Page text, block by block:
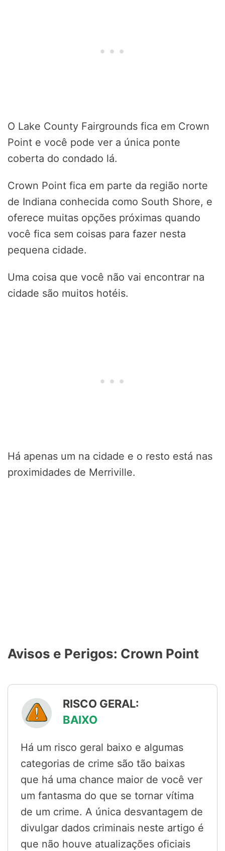
O Lake County Fairgrounds fica em Crown
Point e você pode ver a única ponte
coberta do condado lá.
Crown Point fica em parte da região norte
de Indiana conhecida como South Shore, e
oferece muitas opções próximas quando
você fica sem coisas para fazer nesta
pequena cidade.
Uma coisa que você não vai encontrar na
cidade são muitos hotéis.
Há apenas um na cidade e o resto está nas
proximidades de Merriville.
Avisos e Perigos: Crown Point
RISCO GERAL:
BAIXO
Há um risco geral baixo e algumas
categorias de crime são tão baixas
que há uma chance maior de você ver
um fantasma do que se tornar vítima
de um crime. A única desvantagem de
divulgar dados criminais neste artigo é
que não houve atualizações oficiais